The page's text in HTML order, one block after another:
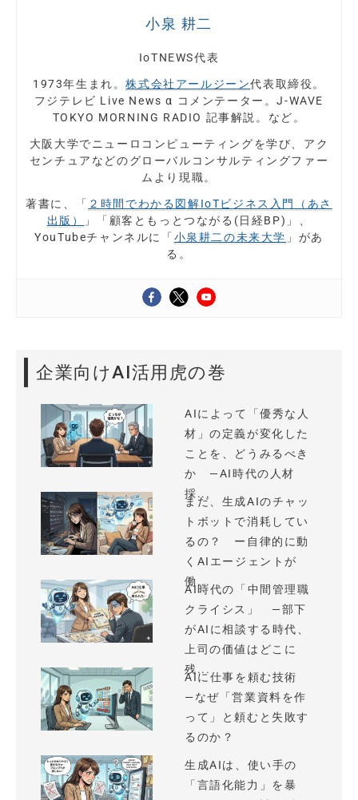
小泉 耕二
IoTNEWS代表
1973年生まれ。株式会社アールジーン代表取締役。
フジテレビ Live News α コメンテーター。J-WAVE
TOKYO MORNING RADIO 記事解説。など。
大阪大学でニューロコンピューティングを学び、アク
センチュアなどのグローバルコンサルティングファー
ムより現職。
著書に、「 ２時間でわかる図解IoTビジネス入門（あさ
出版）
」「顧客ともっとつながる(日経BP)」、
YouTubeチャンネルに「 小泉耕二の未来大学 」があ
る。
企業向けAI活用虎の巻
AIによって「優秀な人
材」の定義が変化した
ことを、どうみるべき
か —AI時代の人材
採...
まだ、生成AIのチャッ
トボットで消耗してい
るの？ ー自律的に動
くAIエージェントが
働...
AI時代の「中間管理職
クライシス」 —部下
がAIに相談する時代、
上司の価値はどこに
残...
AIに仕事を頼む技術
—なぜ「営業資料を作
って」と頼むと失敗す
るのか？
生成AIは、使い手の
「言語化能力」を暴